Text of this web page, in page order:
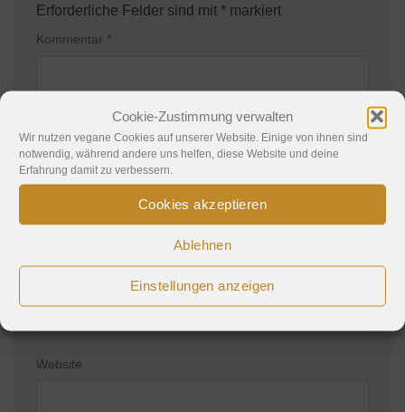
Cookie-Zustimmung verwalten
Wir nutzen vegane Cookies auf unserer Website. Einige von ihnen sind
notwendig, während andere uns helfen, diese Website und deine
Erfahrung damit zu verbessern.
Cookies akzeptieren
Ablehnen
Einstellungen anzeigen
Erforderliche Felder sind mit * markiert
Kommentar *
*
Website